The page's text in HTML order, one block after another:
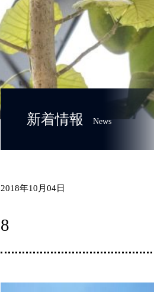
新着情報 News
2018年10月04日
8